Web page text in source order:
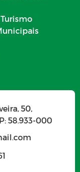
50,
58.933-000